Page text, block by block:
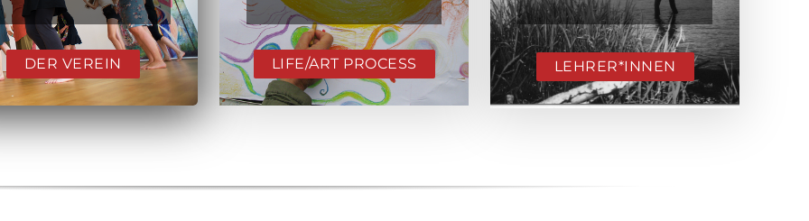
DER VEREIN LIFE/ART PROCESS LEHRER*INNEN